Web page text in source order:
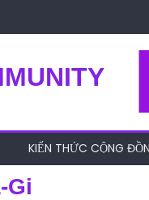
KIẾN THỨC CỘNG
Gi